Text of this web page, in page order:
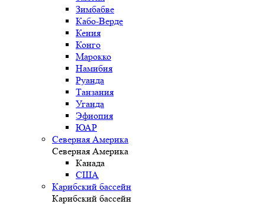
Зимбабве
Кабо-Верде
Кения
Конго
Марокко
Намибия
Руанда
Танзания
Уганда
Эфиопия
ЮАР
Северная Америка
Северная Америка
Канада
США
Карибский бассейн
Карибский бассейн